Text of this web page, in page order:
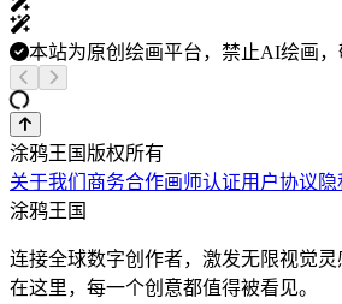
本站为原创绘画平台，禁止AI绘画，
涂鸦王国版权所有
关于我们 商务合作画师认证用户协议
涂鸦王国
连接全球数字创作者，激发无限视觉灵
在这里，每一个创意都值得被看见。